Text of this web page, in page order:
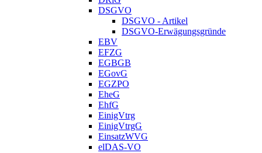
DSGVO
DSGVO - Artikel
DSGVO-Erwägungsgründe
EBV
EFZG
EGBGB
EGovG
EGZPO
EheG
EhfG
EinigVtrg
EinigVtrgG
EinsatzWVG
elDAS-VO